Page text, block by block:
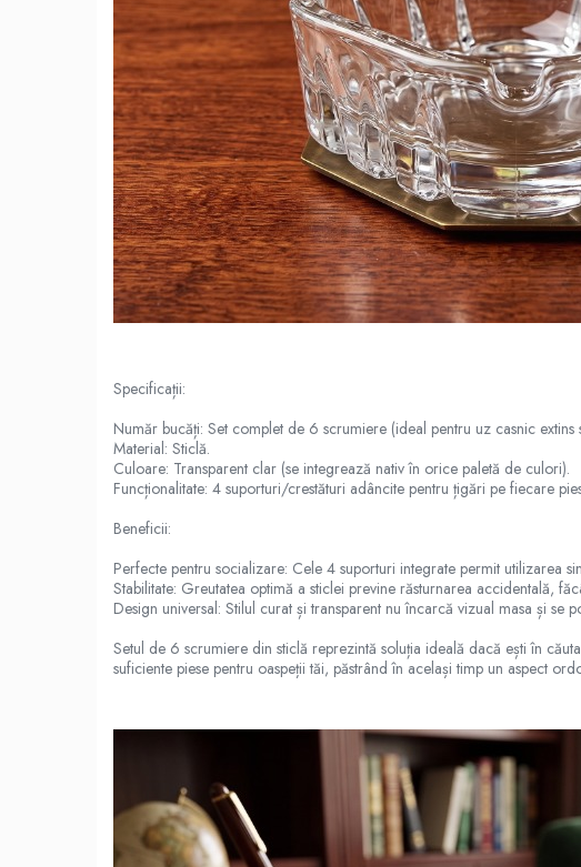
Specificații:
Număr bucăți: Set complet de 6 scrumiere (ideal pentru uz casnic extins
Material: Sticlă.
Culoare: Transparent clar (se integrează nativ în orice paletă de culori).
Funcționalitate: 4 suporturi/crestături adâncite pentru țigări pe fiecare
Beneficii:
Perfecte pentru socializare: Cele 4 suporturi integrate permit utilizarea
Stabilitate: Greutatea optimă a sticlei previne răsturnarea accidentală,
Design universal: Stilul curat și transparent nu încarcă vizual masa și se
Setul de 6 scrumiere din sticlă reprezintă soluția ideală dacă ești în
suficiente piese pentru oaspeții tăi, păstrând în același timp un aspect